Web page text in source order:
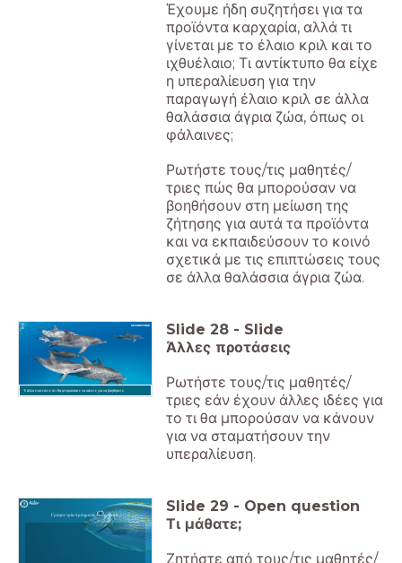
Έχουμε ήδη συζητήσει για τα
προϊόντα καρχαρία, αλλά τι
γίνεται με το έλαιο κριλ και το
ιχθυέλαιο; Τι αντίκτυπο θα είχε
η υπεραλίευση για την
παραγωγή έλαιο κριλ σε άλλα
θαλάσσια άγρια ζώα, όπως οι
φάλαινες;
Ρωτήστε τους/τις μαθητές/
τριες πώς θα μπορούσαν να
βοηθήσουν στη μείωση της
ζήτησης για αυτά τα προϊόντα
και να εκπαιδεύσουν το κοινό
σχετικά με τις επιπτώσεις τους
σε άλλα θαλάσσια άγρια ζώα.
Τι άλλο πιστεύετε ότι θα μπορούσατε να κάνετε για να βοηθήσετε;
Slide 28 - Slide
Άλλες προτάσεις
Ρωτήστε τους/τις μαθητές/
τριες εάν έχουν άλλες ιδέες για
το τι θα μπορούσαν να κάνουν
για να σταματήσουν την
υπεραλίευση.
Γράψτε τρία πράγματα που μάθατε. Slide 29 - Open question
Τι μάθατε;
Ζητήστε από τους/τις μαθητές/